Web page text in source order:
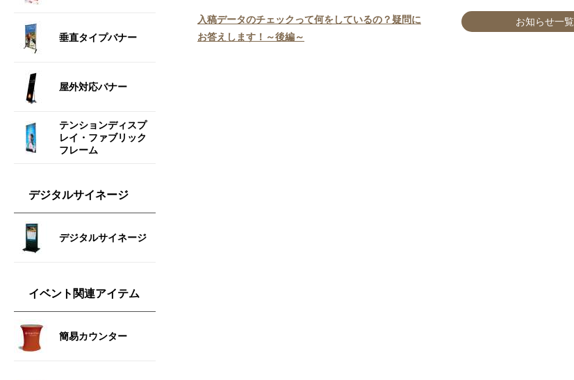
入稿データのチェックって何をしているの？疑問に
お答えします！～後編～
お知らせ一覧
垂直タイプバナー
屋外対応バナー
テンションディスプ
レイ・ファブリック
フレーム
デジタルサイネージ
デジタルサイネージ
イベント関連アイテム
簡易カウンター